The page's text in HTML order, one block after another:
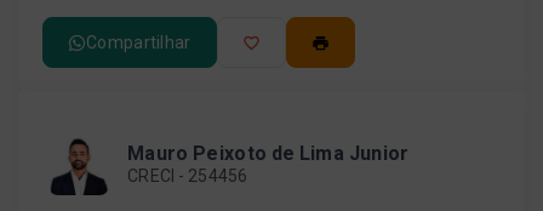
Compartilhar
Mauro Peixoto de Lima Junior
CRECI - 254456